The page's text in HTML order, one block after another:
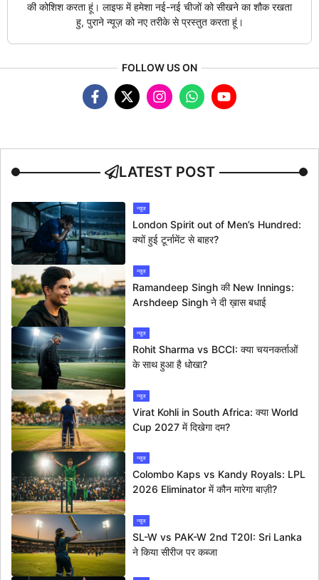
की कोशिश करता हूं। लाइफ में हमेशा नई-नई चीजों को सीखने का शौक रखता
हु, पुराने न्यूज़ को नए तरीके से प्रस्तुत करता हूं।
FOLLOW US ON
LATEST POST
न्यूज
London Spirit out of Men’s Hundred:
क्यों हुई टूर्नामेंट से बाहर?
न्यूज
Ramandeep Singh की New Innings:
Arshdeep Singh ने दी ख़ास बधाई
न्यूज
Rohit Sharma vs BCCI: क्या चयनकर्ताओं
के साथ हुआ है धोखा?
न्यूज
Virat Kohli in South Africa: क्या World
Cup 2027 में दिखेगा दम?
न्यूज
Colombo Kaps vs Kandy Royals: LPL
2026 Eliminator में कौन मारेगा बाज़ी?
न्यूज
SL-W vs PAK-W 2nd T20I: Sri Lanka
ने किया सीरीज पर कब्जा